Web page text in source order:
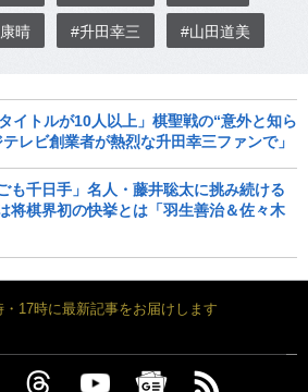
晴 #升田幸三 #山田道美
イトルが10人以上」棋聖戦の“意外と知ら
レビ創業者が熱烈な升田幸三ファンで」
も千日手」名人・藤井聡太に挑み続ける
将棋界初の快挙とは「羽生善治＆佐々木
17時に最新記事をお届けします